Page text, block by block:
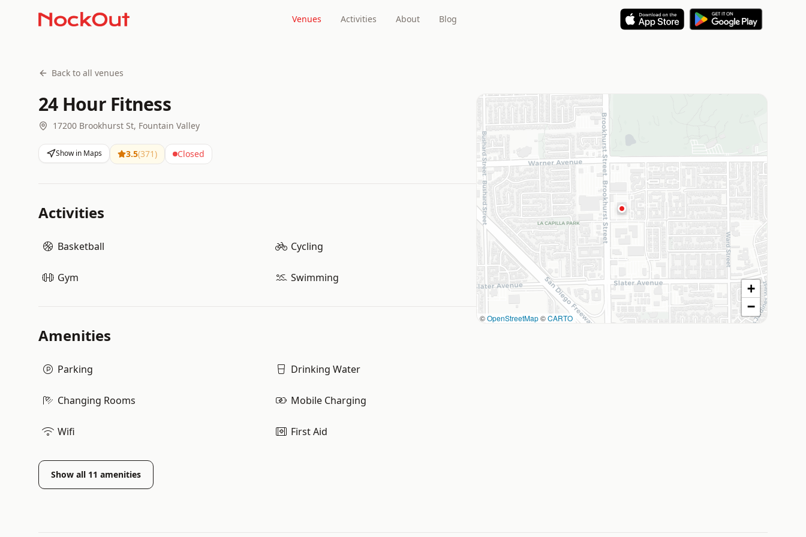
Venues Activities About Blog
Back to all venues
24 Hour Fitness
17200 Brookhurst St, Fountain Valley
Show in Maps 3.5(371) Closed
Activities
Basketball Cycling
Gym Swimming
Amenities
Parking Drinking Water
Changing Rooms Mobile Charging
Wifi First Aid
Show all 11 amenities
©OpenStreetMap©CARTO
+
−